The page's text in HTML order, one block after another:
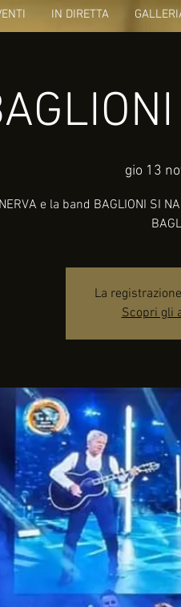
IN DIRETTA
gio 13
e la band BAGLIONI SI
La
Scopri gli